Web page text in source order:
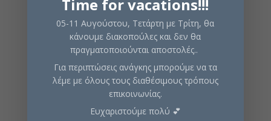
Κωδικός προϊόντος: CMNBBE002
Κατηγορίες:
, Αφήγησης Περιπέτειας ,
Περιγραφή
Time for vacations!!!
05-11 Αυγούστου, Τετάρτη με Τρίτη, θα
κάνουμε διακοπούλες και δεν θα
πραγματοποιούνται αποστολές..
Για περιπτώσεις ανάγκης μπορούμε να τα
λέμε με όλους τους διαθέσιμους τρόπους
επικοινωνίας.
Ευχαριστούμε πολύ 💕